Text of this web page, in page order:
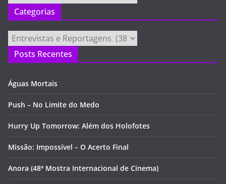
Categorias
Categorias
Posts Recentes
Águas Mortais
Push – No Limite do Medo
Hurry Up Tomorrow: Além dos Holofotes
Missão: Impossível – O Acerto Final
Anora (48ª Mostra Internacional de Cinema)